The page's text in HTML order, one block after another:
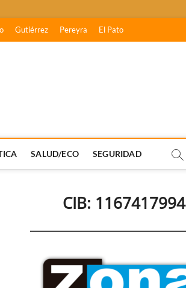
Gutiérrez Pereyra El Pato
SALUD/ECO SEGURIDAD
CIB: 1167417994